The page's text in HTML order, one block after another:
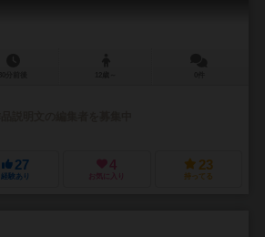
27
経験あり
4
お気に入り
23
持ってる